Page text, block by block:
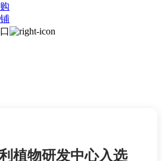
植物研发中心入选